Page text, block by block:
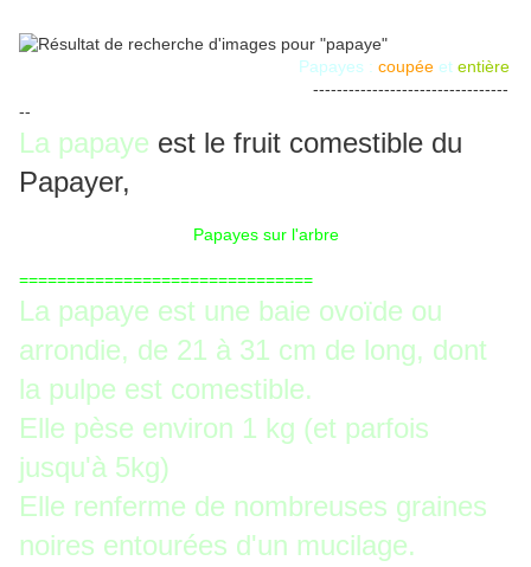
Papayes : coupée et entière
---------------------------------
--
La papaye est le fruit comestible du
Papayer,
Papayes sur l'arbre
===============================
La papaye est une baie ovoïde ou
arrondie, de 21 à 31 cm de long, dont
la pulpe est comestible.
Elle pèse environ 1 kg (et parfois
jusqu'à 5kg)
Elle renferme de nombreuses graines
noires entourées d'un mucilage.